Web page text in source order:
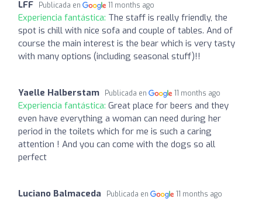
LFF Publicada en 11 months ago
Experiencia fantástica: The staff is really friendly, the
spot is chill with nice sofa and couple of tables. And of
course the main interest is the bear which is very tasty
with many options (including seasonal stuff)!!
Yaelle Halberstam Publicada en 11 months ago
Experiencia fantástica: Great place for beers and they
even have everything a woman can need during her
period in the toilets which for me is such a caring
attention ! And you can come with the dogs so all
perfect
Luciano Balmaceda Publicada en 11 months ago